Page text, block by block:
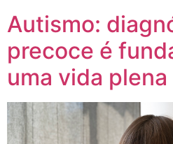
Autismo:
precoce é
uma vida plena